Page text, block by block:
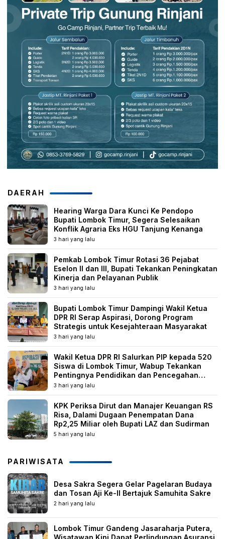
DAERAH
Hearing Warga Dara Kunci Ke Pendopo
Bupati Lombok Timur, Segera Selesaikan
Konflik Agraria Eks HGU Tanjung Kenanga
3 hari yang lalu
Pemkab Lombok Timur Rotasi 36 Pejabat
Eselon II dan III, Bupati Tekankan Peningkatan
Kinerja dan Pelayanan Publik
3 hari yang lalu
Bupati Lombok Timur Dampingi Wakil Ketua
DPR RI Serap Aspirasi, Dorong Program
Strategis untuk Kesejahteraan Masyarakat
3 hari yang lalu
Wakil Ketua DPR RI Salurkan PIP kepada 520
Siswa di Lombok Timur, Wabup Tekankan
Pentingnya Pendidikan dan Pencegahan
Perkawinan Anak
3 hari yang lalu
KPK Periksa Dirut dan Manajer Keuangan RS
Risa, Dalami Dugaan Penempatan Dana
Rp2,25 Miliar oleh Bupati LAZ dan Sudirman
5 hari yang lalu
PARIWISATA
Desa Sakra Segera Gelar Pagelaran Budaya
dan Tosan Aji Ke-II Bertajuk Samuhita Sakre
2 hari yang lalu
Lombok Timur Gandeng Jasaraharja Putera,
Wisatawan Kini Dapat Perlindungan Asuransi